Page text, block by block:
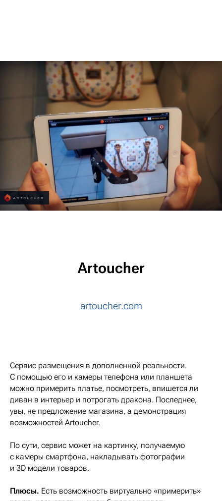
Artoucher
artoucher.com
Сервис размещения в дополненной реальности.
С помощью его и камеры телефона или планшета
можно примерить платье, посмотреть, впишется ли
диван в интерьер и потрогать дракона. Последнее,
увы, не предложение магазина, а демонстрация
возможностей Artoucher.
По сути, сервис может на картинку, получаемую
с камеры смартфона, накладывать фотографии
и 3D модели товаров.
Плюсы. Есть возможность виртуально «примерить»